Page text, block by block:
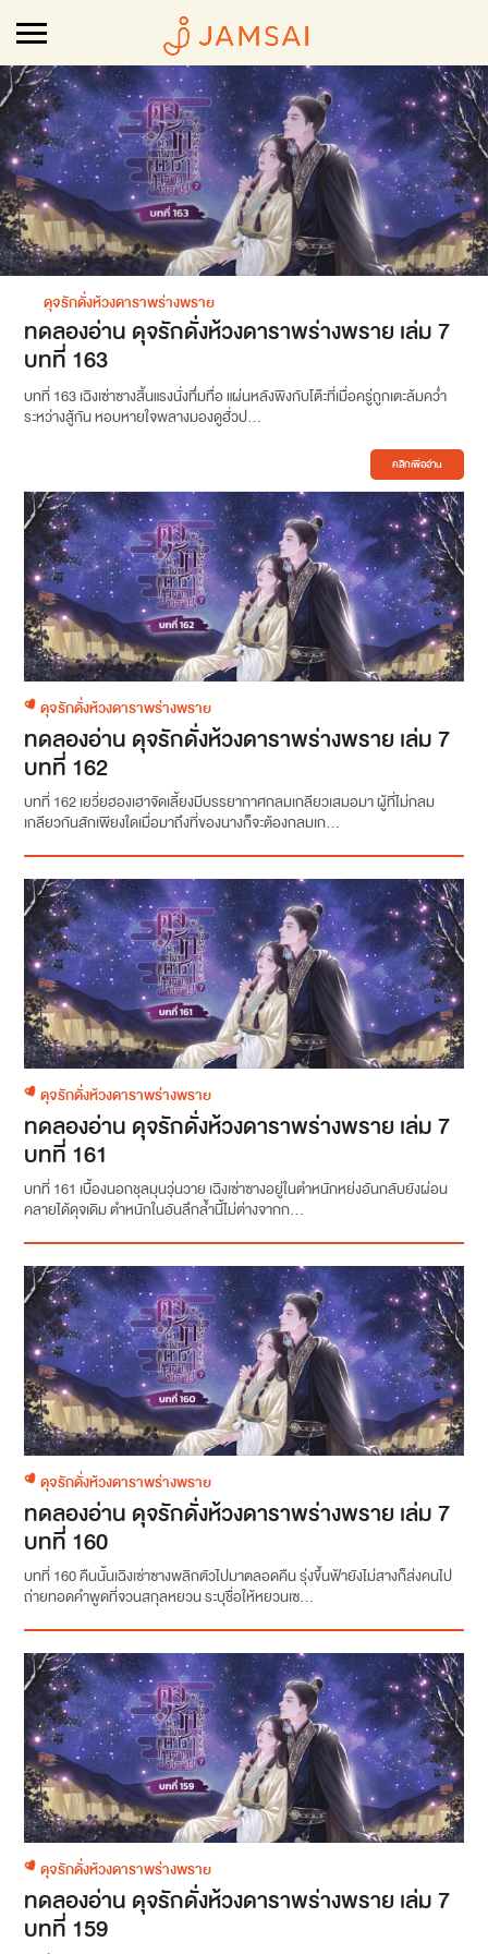
ดุจรักดั่งห้วงดาราพร่างพราย
ทดลองอ่าน ดุจรักดั่งห้วงดาราพร่างพราย เล่ม 7
บทที่ 163
บทที่ 163 เฉิงเซ่าซางสิ้นแรงนั่งทึ่มทื่อ แผ่นหลังพิงกับโต๊ะที่เมื่อครู่ถูกเตะล้มคว่ำ
ระหว่างสู้กัน หอบหายใจพลางมองดูฮั่วป...
คลิกเพื่ออ่าน
ดุจรักดั่งห้วงดาราพร่างพราย
ทดลองอ่าน ดุจรักดั่งห้วงดาราพร่างพราย เล่ม 7
บทที่ 162
บทที่ 162 เยวี่ยฮองเฮาจัดเลี้ยงมีบรรยากาศกลมเกลียวเสมอมา ผู้ที่ไม่กลม
เกลียวกันสักเพียงใดเมื่อมาถึงที่ของนางก็จะต้องกลมเก...
ดุจรักดั่งห้วงดาราพร่างพราย
ทดลองอ่าน ดุจรักดั่งห้วงดาราพร่างพราย เล่ม 7
บทที่ 161
บทที่ 161 เบื้องนอกชุลมุนวุ่นวาย เฉิงเซ่าซางอยู่ในตำหนักหย่งอันกลับยังผ่อน
คลายได้ดุจเดิม ตำหนักในอันลึกล้ำนี้ไม่ต่างจากก...
ดุจรักดั่งห้วงดาราพร่างพราย
ทดลองอ่าน ดุจรักดั่งห้วงดาราพร่างพราย เล่ม 7
บทที่ 160
บทที่ 160 คืนนั้นเฉิงเซ่าซางพลิกตัวไปมาตลอดคืน รุ่งขึ้นฟ้ายังไม่สางก็ส่งคนไป
ถ่ายทอดคำพูดที่จวนสกุลหยวน ระบุชื่อให้หยวนเซ...
ดุจรักดั่งห้วงดาราพร่างพราย
ทดลองอ่าน ดุจรักดั่งห้วงดาราพร่างพราย เล่ม 7
บทที่ 159